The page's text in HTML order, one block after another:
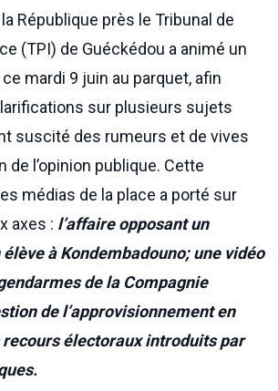
République près le Tribunal de
(TPI) de Guéckédou a animé un
mardi 9 juin au parquet, afin
sur plusieurs sujets
suscité des rumeurs et de vives
de l’opinion publique. Cette
médias de la place a porté sur
axes : l’affaire opposant un
à Kondembadouno; une vidéo
de la Compagnie
de l’approvisionnement en
électoraux introduits par